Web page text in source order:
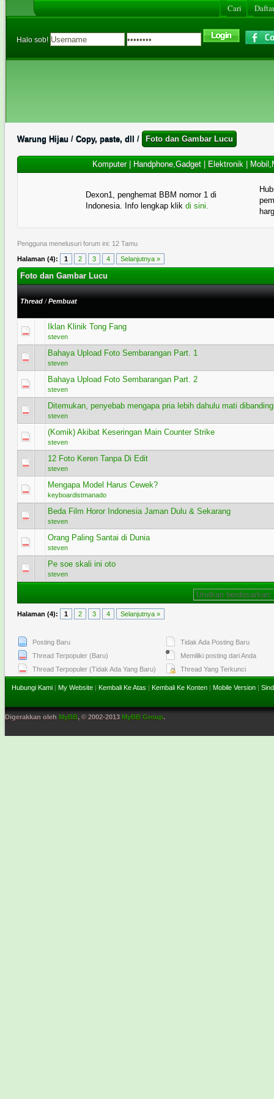
Cari
Halo sob!
Warung Hijau / Copy, paste, dll / Foto dan Gambar Lucu
Komputer| Handphone,Gadget| Elektronik|
Dexon1, penghemat BBM nomor 1 di
Indonesia. Info lengkap klik di sini.
Pengguna menelusuri forum ini: 12 Tamu
Halaman (4): 1 2 3 4 Selanjutnya »
Foto dan Gambar Lucu
Thread /Pembuat
Iklan Klinik Tong Fang
steven
1 Voting - 5 dari 5 secara Rata-rata
12
Bahaya Upload Foto Sembarangan Part. 1
steven
0 Voting - 0 dari 5 secara Rata-rata
12345
Bahaya Upload Foto Sembarangan Part. 2
steven
0 Voting - 0 dari 5 secara Rata-rata
12345
Ditemukan, penyebab mengapa pria lebih dahulu mati
steven
0 Voting - 0 dari 5 secara Rata-rata
12345
(Komik) Akibat Keseringan Main Counter Strike
steven
0 Voting - 0 dari 5 secara Rata-rata
1234 5
12 Foto Keren Tanpa Di Edit
steven
0 Voting - 0 dari 5 secara Rata-rata
1 23 45
Mengapa Model Harus Cewek?
keyboardistmanado
1 Voting - 5 dari 5 secara Rata-rata
12 345
Beda Film Horor Indonesia Jaman Dulu & Sekarang
steven
0 Voting - 0 dari 5 secara Rata-rata
1 2345
Orang Paling Santai di Dunia
steven
0 Voting - 0 dari 5 secara Rata-rata
12 345
Pe soe skali ini oto
steven
0 Voting - 0 dari 5 secara Rata-rata
Halaman (4): 1 2 3 4 Selanjutnya »
Posting Baru
Thread Terpopuler (Baru)
Thread Terpopuler (Tidak Ada Yang Baru)
Tidak Ada Posting Baru
Memiliki posting dari Anda
Thread Yang Terkunci
Hubungi Kami | My Website | Kembali Ke Atas | Kembali Ke Konten | Mobile Version |
Digerakkan oleh MyBB, © 2002-2013 MyBB Group.